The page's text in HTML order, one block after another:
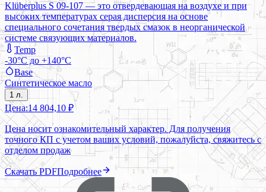
Klüberplus S 09-107 — это отвердевающая на воздухе и при
высоких температурах серая дисперсия на основе
специального сочетания твердых смазок в неорганической
системе связующих материалов.
Temp
-30°C до +140°C
Base
Синтетическое масло
1 л.
Цена:14 804,10 ₽
Цена носит ознакомительный характер. Для получения
точного КП с учетом ваших условий, пожалуйста, свяжитесь с
отделом продаж
Скачать PDFПодробнее